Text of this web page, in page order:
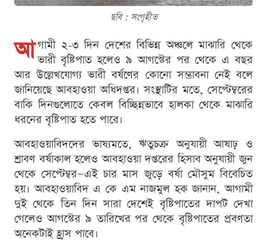
ছবি : সংগৃহীত
আ গামী ২-৩ দিন দেশের বিভিন্ন অঞ্চলে মাঝারি থেকে
ভারী বৃষ্টিপাত হলেও ৯ আগস্টের পর থেকে এ বছর
আর উল্লেখযোগ্য ভারী বর্ষণের কোনো সম্ভাবনা নেই বলে
জানিয়েছে আবহাওয়া অধিদপ্তর। সংস্থাটির মতে, সেপ্টেম্বরের
বাকি দিনগুলোতে কেবল বিচ্ছিন্নভাবে হালকা থেকে মাঝারি
ধরনের বৃষ্টিপাত হতে পারে।
আবহাওয়াবিদদের ভাষ্যমতে, ঋতুচক্র অনুযায়ী আষাঢ় ও
শ্রাবণ বর্ষাকাল হলেও আবহাওয়া দপ্তরের হিসাব অনুযায়ী জুন
থেকে সেপ্টেম্বর—এই চার মাস জুড়ে বর্ষা মৌসুম বিবেচিত
হয়। আবহাওয়াবিদ এ কে এম নাজমুল হক জানান, আগামী
দুই থেকে তিন দিন সারা দেশেই বৃষ্টিপাতের দাপট দেখা
গেলেও আগস্টের ৯ তারিখের পর থেকে বৃষ্টিপাতের প্রবণতা
অনেকটাই হ্রাস পাবে।